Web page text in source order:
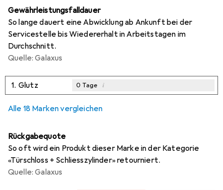
Gewährleistungsfalldauer
So lange dauert eine Abwicklung ab Ankunft bei der
Servicestelle bis Wiedererhalt in Arbeitstagen im
Durchschnitt.
Quelle: Galaxus
1. Glutz 0 Tage i
Alle 18 Marken vergleichen
Rückgabequote
So oft wird ein Produkt dieser Marke in der Kategorie
«Türschloss + Schliesszylinder» retourniert.
Quelle: Galaxus